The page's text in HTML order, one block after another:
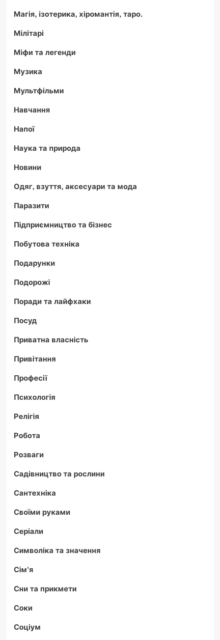
Магія, ізотерика, хіромантія, таро.
Мілітарі
Міфи та легенди
Музика
Мультфільми
Навчання
Напої
Наука та природа
Новини
Одяг, взуття, аксесуари та мода
Паразити
Підприємництво та бізнес
Побутова техніка
Подарунки
Подорожі
Поради та лайфхаки
Посуд
Приватна власність
Привітання
Професії
Психологія
Релігія
Робота
Розваги
Садівництво та рослини
Сантехніка
Своїми руками
Серіали
Символіка та значення
Сім'я
Сни та прикмети
Соки
Соціум